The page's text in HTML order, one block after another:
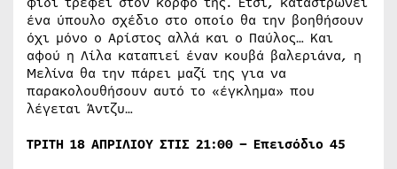
ένα ύπουλο σχέδιο στο οποίο θα την βοηθήσουν
όχι μόνο ο Αρίστος αλλά και ο Παύλος… Και
αφού η Λίλα καταπιεί έναν κουβά βαλεριάνα, η
Μελίνα θα την πάρει μαζί της για να
παρακολουθήσουν αυτό το «έγκλημα» που
λέγεται Άντζυ…
ΤΡΙΤΗ 18 ΑΠΡΙΛΙΟΥ ΣΤΙΣ 21:00 – Επεισόδιο 45